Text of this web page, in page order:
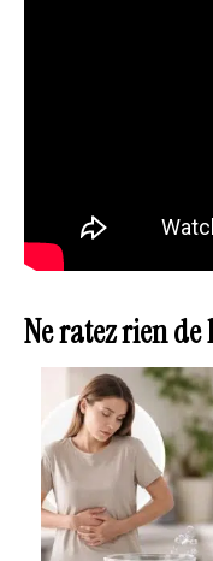
Ne ratez rien